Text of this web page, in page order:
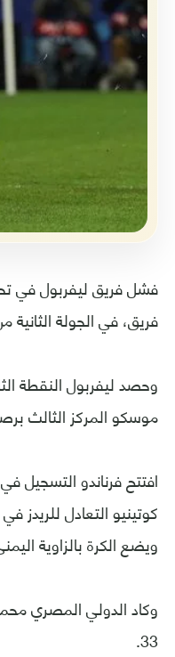
فشل فريق ليفربول في
فريق، في الجولة
موسكو المركز الثالث
ويضع الكرة بالزاوية
وكاد الدولي المصري
33.